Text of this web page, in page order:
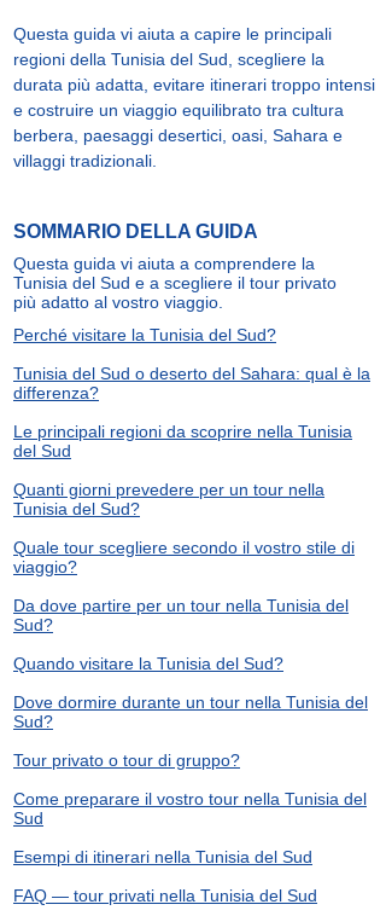
Questa guida vi aiuta a capire le principali
regioni della Tunisia del Sud, scegliere la
durata più adatta, evitare itinerari troppo intensi
e costruire un viaggio equilibrato tra cultura
berbera, paesaggi desertici, oasi, Sahara e
villaggi tradizionali.
SOMMARIO DELLA GUIDA
Questa guida vi aiuta a comprendere la
Tunisia del Sud e a scegliere il tour privato
più adatto al vostro viaggio.
Perché visitare la Tunisia del Sud?
Tunisia del Sud o deserto del Sahara: qual è la
differenza?
Le principali regioni da scoprire nella Tunisia
del Sud
Quanti giorni prevedere per un tour nella
Tunisia del Sud?
Quale tour scegliere secondo il vostro stile di
viaggio?
Da dove partire per un tour nella Tunisia del
Sud?
Quando visitare la Tunisia del Sud?
Dove dormire durante un tour nella Tunisia del
Sud?
Tour privato o tour di gruppo?
Come preparare il vostro tour nella Tunisia del
Sud
Esempi di itinerari nella Tunisia del Sud
FAQ — tour privati nella Tunisia del Sud